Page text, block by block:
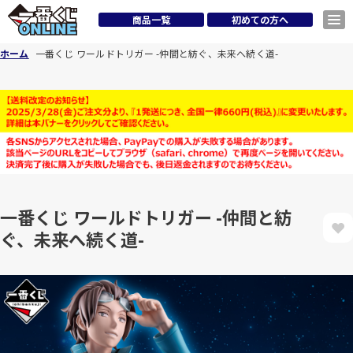
商品一覧 初めての方へ
ホーム 一番くじ ワールドトリガー -仲間と紡ぐ、未来へ続く道-
一番くじ ワールドトリガー -仲間と紡
ぐ、未来へ続く道-